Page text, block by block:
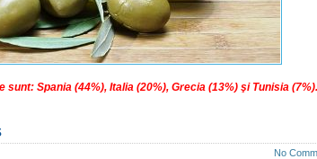
Spania (44%), Italia (20%), Grecia (13%) şi Tunisia (7%).
No